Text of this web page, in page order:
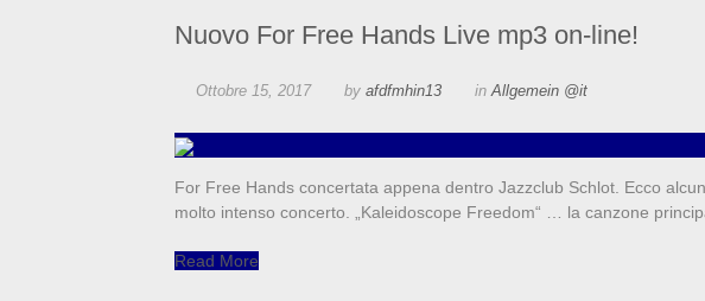
Nuovo For Free Hands Live mp3 on-line!
Ottobre 15, 2017 by afdfmhin13 inAllgemein @it
For Free Hands concertata appena dentro Jazzclub Schlot. Ecco
molto intenso concerto. „Kaleidoscope Freedom“ … la canzone
Read More